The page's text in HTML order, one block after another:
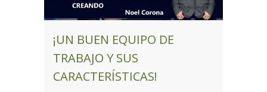
¡UN BUEN EQUIPO DE
TRABAJO Y SUS
CARACTERÍSTICAS!